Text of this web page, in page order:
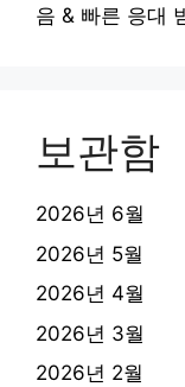
음 & 빠른 응대
보관함
2026년 6월
2026년 5월
2026년 4월
2026년 3월
2026년 2월